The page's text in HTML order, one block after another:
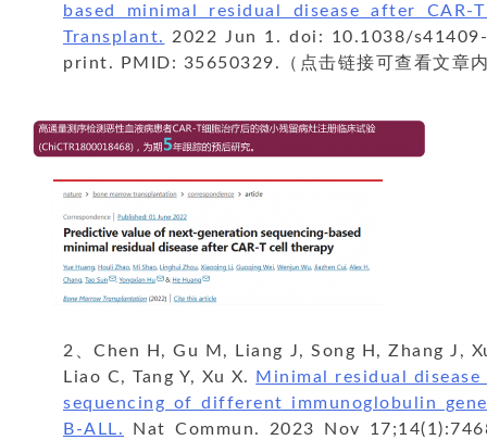
based minimal residual disease after
Transplant.
2022 Jun 1. doi: 10.1038/
print. PMID: 35650329.（点击链接可查看文章
2、Chen H, Gu M, Liang J, Song H, Zhang J,
Liao C, Tang Y, Xu X.
Minimal residual
sequencing of different immunoglobulin
B-ALL.
Nat Commun. 2023 Nov